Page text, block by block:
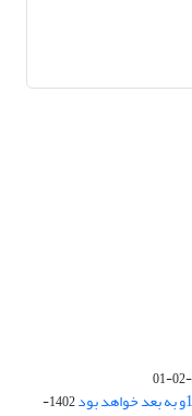
1402-